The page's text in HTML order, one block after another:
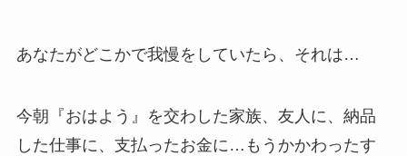
あなたがどこかで我慢をしていたら、それは…
今朝『おはよう』を交わした家族、友人に、納品
した仕事に、支払ったお金に…もうかかわったす